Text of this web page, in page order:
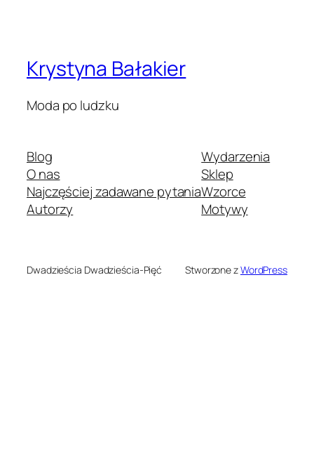
Krystyna Bałakier
Moda po ludzku
Blog
O nas
Najczęściej zadawane pytania
Autorzy
Wydarzenia
Sklep
Wzorce
Motywy
Dwadzieścia Dwadzieścia-Pięć Stworzone zWordPress